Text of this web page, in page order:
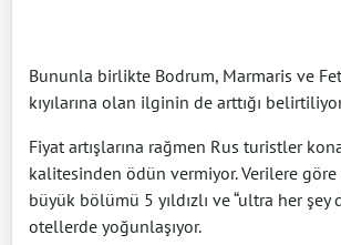
Bununla birlikte Bodrum, Marmaris ve
kıyılarına olan ilginin de arttığı
Fiyat artışlarına rağmen Rus turistler
kalitesinden ödün vermiyor. Verilere göre
büyük bölümü 5 yıldızlı ve “ultra her şey
otellerde yoğunlaşıyor.